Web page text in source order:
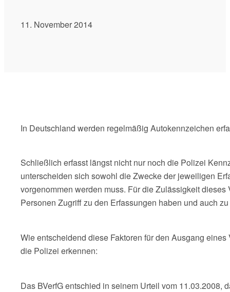
11. November 2014
In Deutschland werden regelmäßig Autokennzeichen
Schließlich erfasst längst nicht nur noch die Polizei
unterscheiden sich sowohl die Zwecke der jeweiligen
vorgenommen werden muss. Für die Zulässigkeit
Personen Zugriff zu den Erfassungen haben und auch
Wie entscheidend diese Faktoren für den Ausgang
die Polizei erkennen:
Das BVerfG entschied in seinem Urteil vom